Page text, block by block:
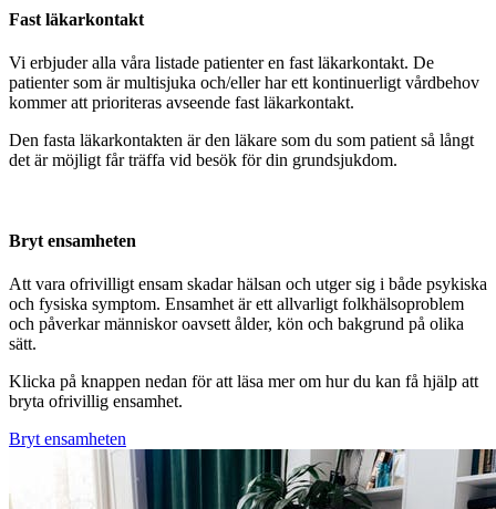
Fast läkarkontakt
Vi erbjuder alla våra listade patienter en fast läkarkontakt. De
patienter som är multisjuka och/eller har ett kontinuerligt vårdbehov
kommer att prioriteras avseende fast läkarkontakt.
Den fasta läkarkontakten är den läkare som du som patient så långt
det är möjligt får träffa vid besök för din grundsjukdom.
Bryt ensamheten
Att vara ofrivilligt ensam skadar hälsan och utger sig i både psykiska
och fysiska symptom. Ensamhet är ett allvarligt folkhälsoproblem
och påverkar människor oavsett ålder, kön och bakgrund på olika
sätt.
Klicka på knappen nedan för att läsa mer om hur du kan få hjälp att
bryta ofrivillig ensamhet.
Bryt ensamheten